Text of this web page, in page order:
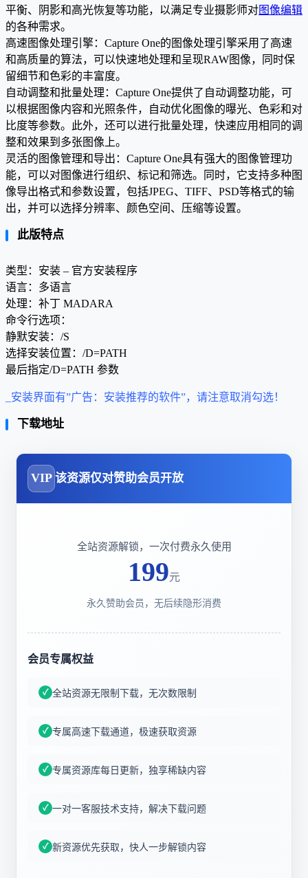
平衡、阴影和高光恢复等功能，以满足专业摄影师对图像编辑
的各种需求。
高速图像处理引擎：Capture One的图像处理引擎采用了高速
和高质量的算法，可以快速地处理和呈现RAW图像，同时保
留细节和色彩的丰富度。
自动调整和批量处理：Capture One提供了自动调整功能，可
以根据图像内容和光照条件，自动优化图像的曝光、色彩和对
比度等参数。此外，还可以进行批量处理，快速应用相同的调
整和效果到多张图像上。
灵活的图像管理和导出：Capture One具有强大的图像管理功
能，可以对图像进行组织、标记和筛选。同时，它支持多种图
像导出格式和参数设置，包括JPEG、TIFF、PSD等格式的输
出，并可以选择分辨率、颜色空间、压缩等设置。
此版特点
类型：安装 – 官方安装程序
语言：多语言
处理：补丁 MADARA
命令行选项：
静默安装：/S
选择安装位置：/D=PATH
最后指定/D=PATH 参数
_安装界面有”广告：安装推荐的软件”，请注意取消勾选！
下载地址
VIP 该资源仅对赞助会员开放
全站资源解锁，一次付费永久使用
199元
永久赞助会员，无后续隐形消费
会员专属权益
全站资源无限制下载，无次数限制
专属高速下载通道，极速获取资源
专属资源库每日更新，独享稀缺内容
一对一客服技术支持，解决下载问题
新资源优先获取，快人一步解锁内容